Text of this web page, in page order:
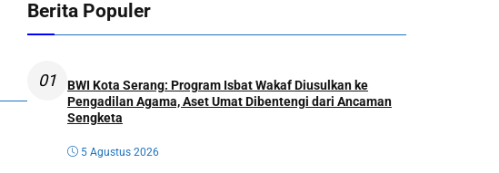
Berita Populer
01
BWI Kota Serang: Program Isbat Wakaf Diusulkan ke
Pengadilan Agama, Aset Umat Dibentengi dari Ancaman
Sengketa
5 Agustus 2026